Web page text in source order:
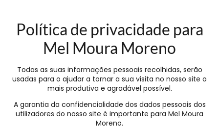
Política de privacidade para
Mel Moura Moreno
Todas as suas informações pessoais recolhidas, serão
usadas para o ajudar a tornar a sua visita no nosso site o
mais produtiva e agradável possível.
A garantia da confidencialidade dos dados pessoais dos
utilizadores do nosso site é importante para Mel Moura
Moreno.